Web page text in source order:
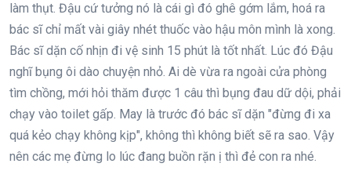
làm thụt. Đậu cứ tưởng nó là cái gì đó ghê gớm lắm, hoá ra
bác sĩ chỉ mất vài giây nhét thuốc vào hậu môn mình là xong.
Bác sĩ dặn cố nhịn đi vệ sinh 15 phút là tốt nhất. Lúc đó Đậu
nghĩ bụng ôi dào chuyện nhỏ. Ai dè vừa ra ngoài cửa phòng
tìm chồng, mới hỏi thăm được 1 câu thì bụng đau dữ dội, phải
chạy vào toilet gấp. May là trước đó bác sĩ dặn "đừng đi xa
quá kẻo chạy không kịp", không thì không biết sẽ ra sao. Vậy
nên các mẹ đừng lo lúc đang buồn rặn ị thì đẻ con ra nhé.